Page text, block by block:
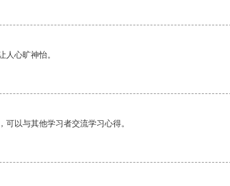
人心旷神怡。
以与其他学习者交流学习心得。